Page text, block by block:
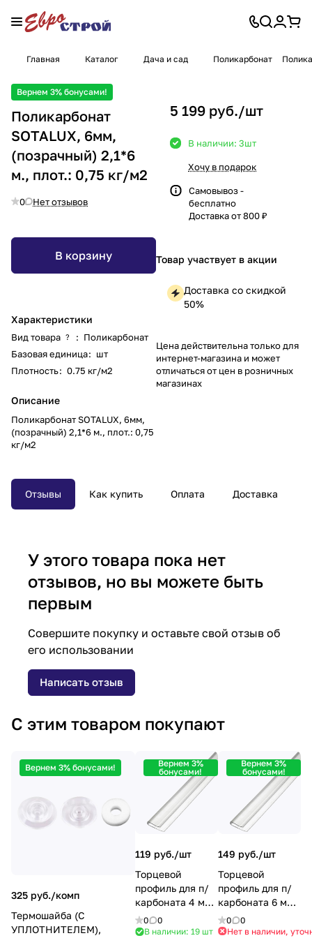
Главная Каталог Дача и сад Поликарбонат
Вернем 3% бонусами!
Поликарбонат
SOTALUX, 6мм,
(позрачный) 2,1*6
м., плот.: 0,75 кг/м2
0 Нет отзывов
В корзину
Характеристики
Вид товара ? : Поликарбонат
Базовая единица: шт
Плотность: 0.75 кг/м2
Описание
Поликарбонат SOTALUX, 6мм,
(позрачный) 2,1*6 м., плот.: 0,75
кг/м2
5 199 руб./шт
В наличии: 3шт
Хочу в подарок
Самовывоз -
бесплатно
Доставка от 800 ₽
Товар участвует в акции
Доставка со скидкой
50%
Цена действительна только для
интернет-магазина и может
отличаться от цен в розничных
магазинах
Отзывы Как купить Оплата Доставка
У этого товара пока нет
отзывов, но вы можете быть
первым
Совершите покупку и оставьте свой отзыв об
его использовании
Написать отзыв
С этим товаром покупают
Вернем 3% бонусами!
325 руб./комп
Термошайба (С
УПЛОТНИТЕЛЕМ),
Вернем 3%
бонусами!
119 руб./шт
Торцевой
профиль для п/
карбоната 4 мм.
(2,1 м)
прозрачный
0
0
В наличии: 19 шт
Вернем 3%
бонусами!
149 руб./шт
Торцевой
профиль для п/
карбоната 6 мм.
(2,1 м)
прозрачный
0
0
Нет в наличии,